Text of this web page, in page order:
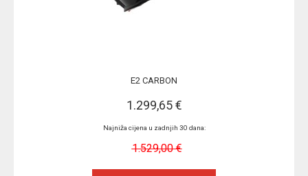
E2 CARBON
1.299,65 €
Najniža cijena u zadnjih 30 dana:
1.529,00 €